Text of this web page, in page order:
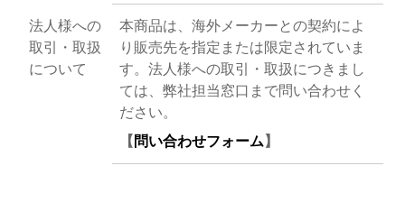
法人様への
取引・取扱
について
本商品は、海外メーカーとの契約によ
り販売先を指定または限定されていま
す。法人様への取引・取扱につきまし
ては、弊社担当窓口まで問い合わせく
ださい。
【 問い合わせフォーム 】